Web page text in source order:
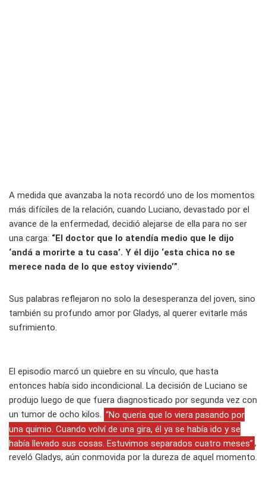
A medida que avanzaba la nota recordó uno de los momentos
más difíciles de la relación, cuando Luciano, devastado por el
avance de la enfermedad, decidió alejarse de ella para no ser
una carga: “El doctor que lo atendía medio que le dijo
‘andá a morirte a tu casa’. Y él dijo ‘esta chica no se
merece nada de lo que estoy viviendo’”.
Sus palabras reflejaron no solo la desesperanza del joven, sino
también su profundo amor por Gladys, al querer evitarle más
sufrimiento.
El episodio marcó un quiebre en su vínculo, que hasta
entonces había sido incondicional. La decisión de Luciano se
produjo luego de que fuera diagnosticado por segunda vez con
un tumor de ocho kilos. “No quería que lo viera pasando por
una quimio. Cuando volví de una gira, él ya se había ido y se
había llevado sus cosas. Estuvimos separados cuatro meses” ,
reveló Gladys, aún conmovida por la dureza de aquel momento.